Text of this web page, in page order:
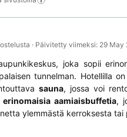
· Päivitetty viimeksi: 29 May
joka sopii
tunnelman. Hotellilla
sauna, jossa voi
erinomaisia aamiaisbuffetia,
ylemmästä kerroksesta tai